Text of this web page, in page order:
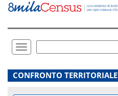
Vai
direttamente
Toggle
navigation
.
CONFRONTO TERRITORIALE